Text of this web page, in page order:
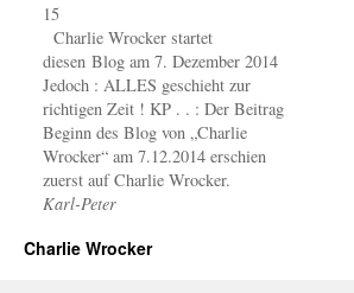
15
Charlie Wrocker startet
diesen Blog am 7. Dezember 2014
Jedoch : ALLES geschieht zur
richtigen Zeit ! KP . . : Der Beitrag
Beginn des Blog von „Charlie
Wrocker“ am 7.12.2014 erschien
zuerst auf Charlie Wrocker.
Karl-Peter
Charlie Wrocker